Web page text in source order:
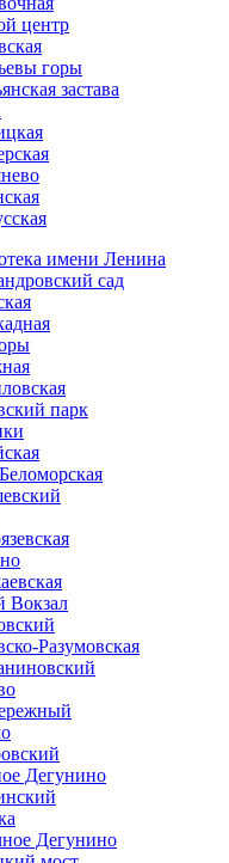
центр
горы
застава
имени Ленина
сад
парк
Вокзал
Разумовская
Дегунино
Дегунино